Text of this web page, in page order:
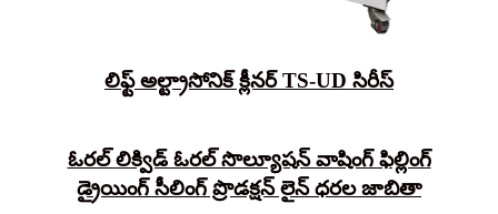
లిఫ్ట్ అల్ట్రాసోనిక్ క్లీనర్ TS-UD సిరీస్
ఓరల్ లిక్విడ్ ఓరల్ సొల్యూషన్ వాషింగ్ ఫిల్లింగ్
డ్రైయింగ్ సీలింగ్ ప్రొడక్షన్ లైన్ ధరల జాబితా